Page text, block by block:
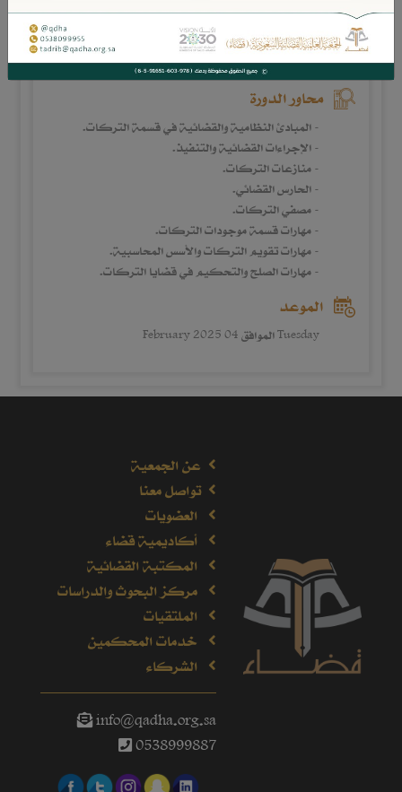
بيانات الدورة
محاور الدورة
- المبادئ النظامية والقضائية في قسمة التركات.
- الإجراءات القضائية والتنفيذ.
- منازعات التركات.
- الحارس القضائي.
- مصفي التركات.
- مهارات قسمة موجودات التركات.
- مهارات تقويم التركات والأسس المحاسبية.
- مهارات الصلح والتحكيم في قضايا التركات.
الموعد
Tuesday الموافق 04 February 2025
عن الجمعية
تواصل معنا
العضويات
أكاديمية قضاء
المكتبة القضائية
مركز البحوث والدراسات
الملتقيات
خدمات المحكمين
الشركاء
info@qadha.org.sa
0538999887